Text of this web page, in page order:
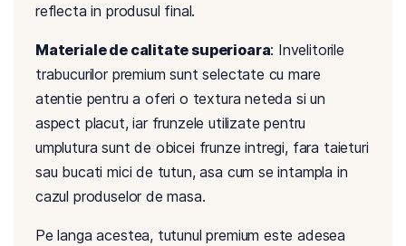
reflecta in produsul final.
Materiale de calitate superioara: Invelitorile
trabucurilor premium sunt selectate cu mare
atentie pentru a oferi o textura neteda si un
aspect placut, iar frunzele utilizate pentru
umplutura sunt de obicei frunze intregi, fara taieturi
sau bucati mici de tutun, asa cum se intampla in
cazul produselor de masa.
Pe langa acestea, tutunul premium este adesea